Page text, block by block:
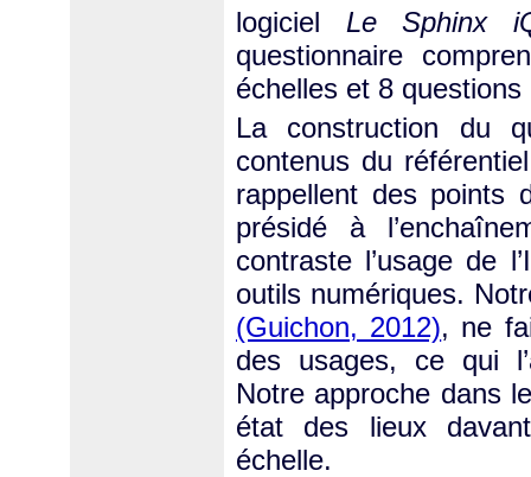
logiciel Le Sphinx
questionnaire
échelles et 8 questions
La construction du
contenus du
rappellent des points
présidé à
contraste l’usage de
outils numériques.
(Guichon, 2012), ne
des usages, ce qui
Notre approche dans
état des lieux
échelle.